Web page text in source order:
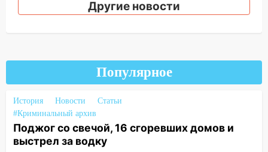
купить тракторы с отсрочкой платежа
мероприятие, приуроченное к
празднованию Дня сотрудника органов
следствия Российской Федерации
19:30 Ульяновцев приглашают
поддержать «Симбирскую чебурашку»
на фестивале «ФормАРТ»
Другие новости
Популярное
История Новости
Статьи
#Криминальный архив
Поджог со свечой, 16 сгоревших домов и
выстрел за водку